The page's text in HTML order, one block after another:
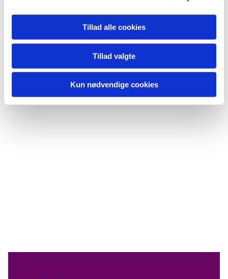
Tillad alle cookies
Tillad valgte
Kun nødvendige cookies
Wir freuen uns auf eure Teilnahme!